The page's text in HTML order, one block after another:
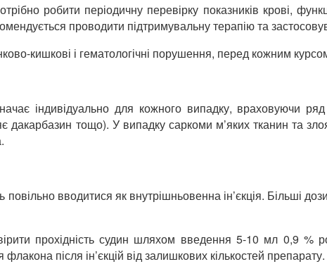
робити періодичну перевірку показників крові,
проводити підтримувальну терапію та
кишкові і гематологічні порушення, перед кожним
індивідуально для кожного випадку, враховуючи
дакарбазин тощо). У випадку саркоми м’яких тканин та
вводитися як внутрішньовенна ін’єкція. Більші
прохідність судин шляхом введення 5-10 мл 0,9
після ін’єкцій від залишкових кількостей препарату.